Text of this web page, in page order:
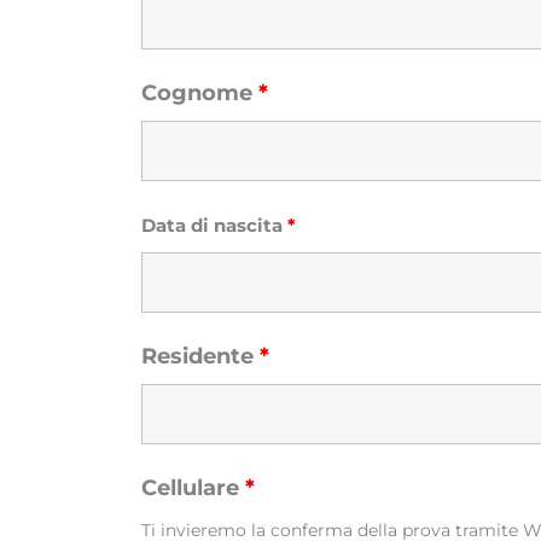
Cognome *
Data di nascita *
Residente *
Cellulare *
Ti invieremo la conferma della prova tramite